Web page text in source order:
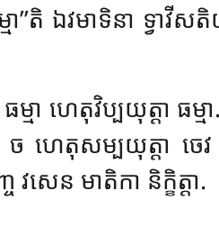
មា’’តិ ឯវមាទិនា ទ្វ
ធម្មា ហេតុវិប្បយុត្តា ធ
ច ហេតុសម្បយុត្តា ច
សេន មាតិកា និក្ខិត្តា.